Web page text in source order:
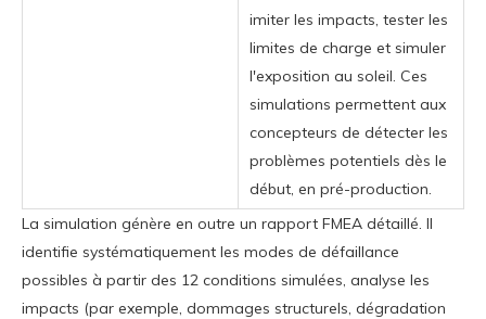
imiter les impacts, tester les
limites de charge et simuler
l'exposition au soleil. Ces
simulations permettent aux
concepteurs de détecter les
problèmes potentiels dès le
début, en pré-production.
La simulation génère en outre un rapport FMEA détaillé. Il
identifie systématiquement les modes de défaillance
possibles à partir des 12 conditions simulées, analyse les
impacts (par exemple, dommages structurels, dégradation